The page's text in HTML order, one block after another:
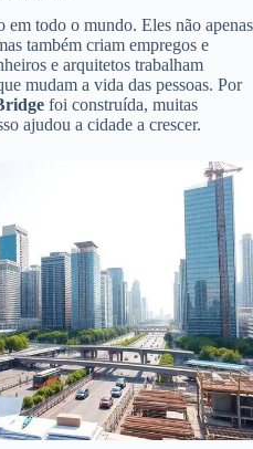
em todo o mundo. Eles não apenas
também criam empregos e
e arquitetos trabalham
mudam a vida das pessoas. Por
foi construída, muitas
ajudou a cidade a crescer.